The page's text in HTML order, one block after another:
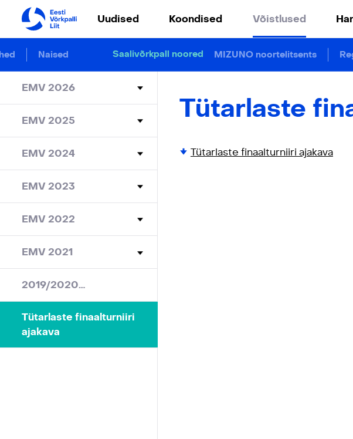
Uudised Koondised Võistlused
Naised Saalivõrkpall noored MIZUNO noortelitsents
EMV 2026
EMV 2025
EMV 2024
EMV 2023
EMV 2022
EMV 2021
2019/2020…
Tütarlaste finaalturniiri
ajakava
Tütarlaste
Tütarlaste finaalturniiri ajakava